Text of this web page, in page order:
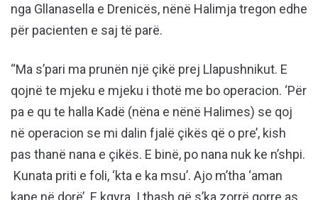
nga Gllanasella e Drenicës, nënë Halimja tregon edhe
për pacienten e saj të parë.
“Ma s’pari ma prunën një çikë prej Llapushnikut. E
qojnë te mjeku e mjeku i thotë me bo operacion. ‘Për
pa e qu te halla Kadë (nëna e nënë Halimes) se qoj
në operacion se mi dalin fjalë çikës që o pre’, kish
pas thanë nana e çikës. E binë, po nana nuk ke n’shpi.
Kunata priti e foli, ‘kta e ka msu’. Ajo m’tha ‘aman
kape në dorë’. E kqyra. I thash që s’ka zorrë qorre as